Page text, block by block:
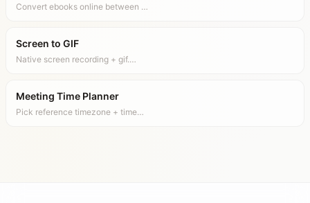
Convert ebooks online between …
Screen to GIF
Native screen recording + gif.…
Meeting Time Planner
Pick reference timezone + time…